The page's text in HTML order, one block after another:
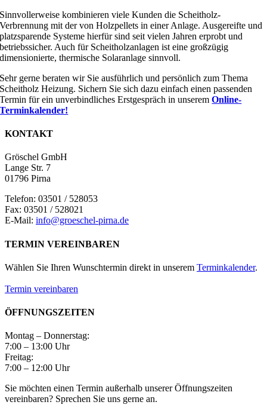
Sinnvollerweise kombinieren viele Kunden die Scheitholz-
Verbrennung mit der von Holzpellets in einer Anlage. Ausgereifte und
platzsparende Systeme hierfür sind seit vielen Jahren erprobt und
betriebssicher. Auch für Scheitholzanlagen ist eine großzügig
dimensionierte, thermische Solaranlage sinnvoll.
Sehr gerne beraten wir Sie ausführlich und persönlich zum Thema
Scheitholz Heizung. Sichern Sie sich dazu einfach einen passenden
Termin für ein unverbindliches Erstgespräch in unseremOnline-
Terminkalender!
KONTAKT
Gröschel GmbH
Lange Str. 7
01796 Pirna
Telefon: 03501 / 528053
Fax: 03501 / 528021
E-Mail: info@groeschel-pirna.de
TERMIN VEREINBAREN
Wählen Sie Ihren Wunschtermin direkt in unserem Terminkalender.
Termin vereinbaren
ÖFFNUNGSZEITEN
Montag – Donnerstag:
7:00 – 13:00 Uhr
Freitag:
7:00 – 12:00 Uhr
Sie möchten einen Termin außerhalb unserer Öffnungszeiten
vereinbaren? Sprechen Sie uns gerne an.